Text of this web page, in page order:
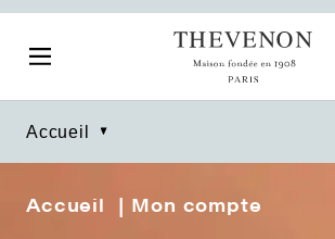
Accueil
Accueil Mon compte